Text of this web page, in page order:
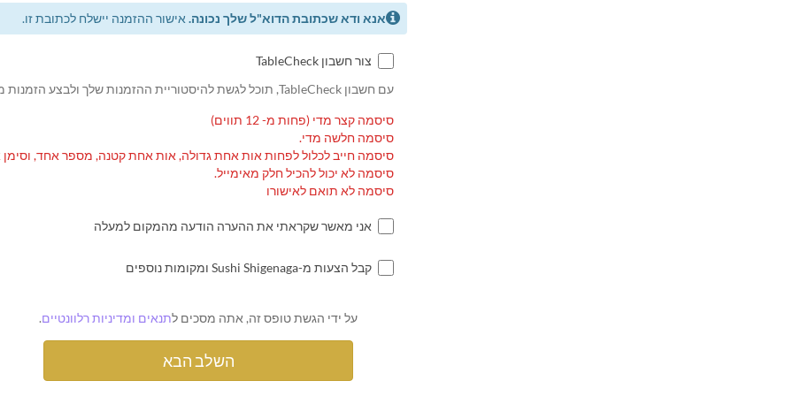
אנא ודא שכתובת הדוא"ל שלך נכונה.אישור ההזמנה יישלח לכתובת זו.
צור חשבון TableCheck
עם חשבון TableCheck, תוכל לגשת להיסטוריית ההזמנות שלך ולבצע הזמנות מחוזרות.
סיסמה קצר מדי (פחות מ- 12 תווים)
סיסמה חלשה מדי.
סיסמה חייב לכלול לפחות אות אחת גדולה, אות אחת קטנה, מספר אחד,
סיסמה לא יכול להכיל חלק מאימייל.
סיסמה לא תואם לאישורו
אני מאשר שקראתי את ההערה הודעה מהמקום למעלה
קבל הצעות מ-Sushi Shigenaga ומקומות נוספים
על ידי הגשת טופס זה, אתה מסכים לתנאים ומדיניות רלוונטיים.